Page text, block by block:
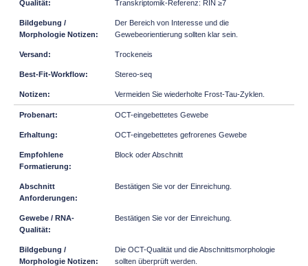
Transkriptomik-Referenz: RIN ≥7
Der Bereich von Interesse und die
Gewebeorientierung sollten klar sein.
Trockeneis
Stereo-seq
Vermeiden Sie wiederholte Frost-Tau-Zyklen.
OCT-eingebettetes Gewebe
OCT-eingebettetes gefrorenes Gewebe
Block oder Abschnitt
Bestätigen Sie vor der Einreichung.
Bestätigen Sie vor der Einreichung.
Die OCT-Qualität und die Abschnittsmorphologie
sollten überprüft werden.